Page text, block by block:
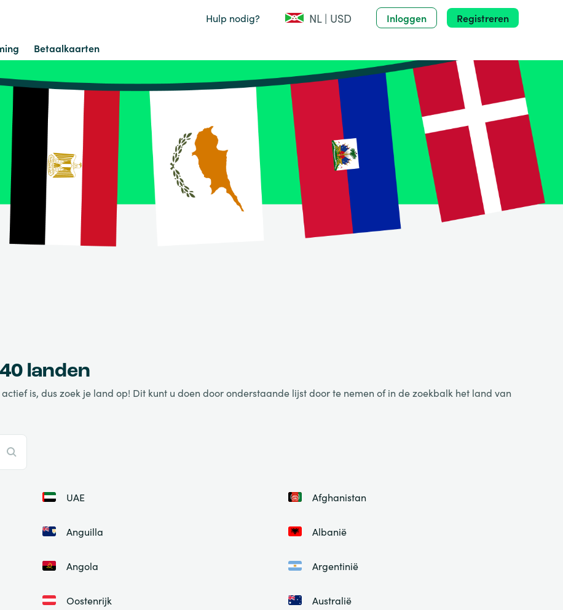
Hulp nodig? NL | USD Inloggen Registreren
Betaalkaarten
landen
is, dus zoek je land op! Dit kunt u doen door onderstaande lijst door te nemen of in de zoekbalk het land van
UAE Afghanistan
Anguilla Albanië
Angola Argentinië
Oostenrijk Australië